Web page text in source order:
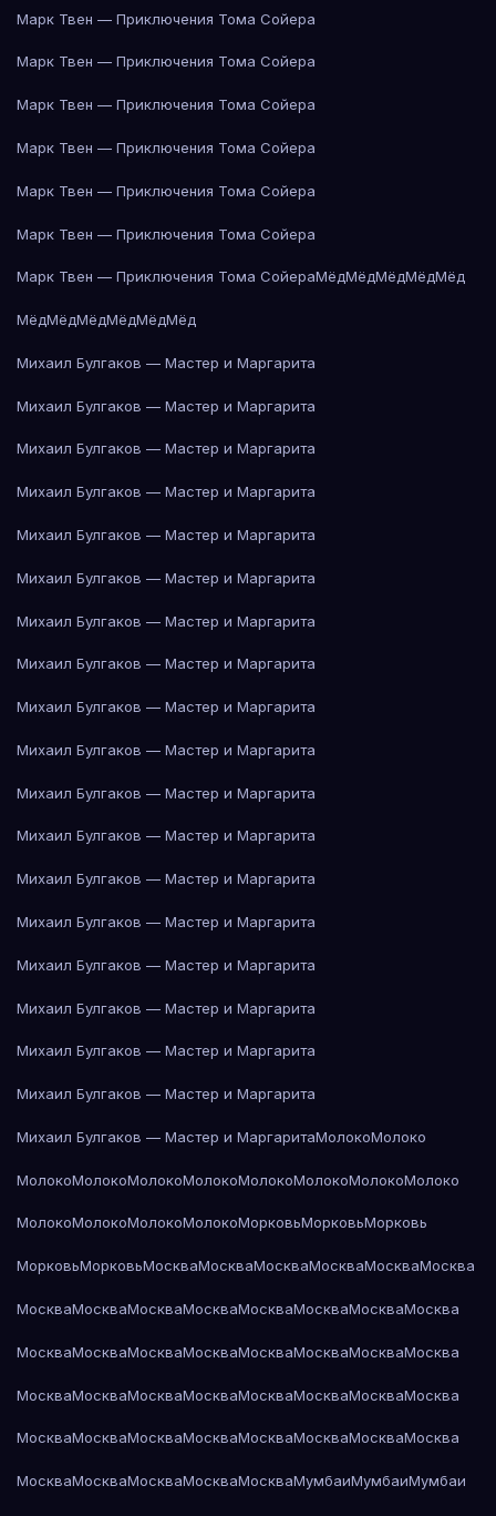
Марк Твен — Приключения Тома Сойера
Марк Твен — Приключения Тома Сойера
Марк Твен — Приключения Тома Сойера
Марк Твен — Приключения Тома Сойера
Марк Твен — Приключения Тома Сойера
Марк Твен — Приключения Тома Сойера
Марк Твен — Приключения Тома СойераМёдМёдМёдМёдМёд
МёдМёдМёдМёдМёдМёд
Михаил Булгаков — Мастер и Маргарита
Михаил Булгаков — Мастер и Маргарита
Михаил Булгаков — Мастер и Маргарита
Михаил Булгаков — Мастер и Маргарита
Михаил Булгаков — Мастер и Маргарита
Михаил Булгаков — Мастер и Маргарита
Михаил Булгаков — Мастер и Маргарита
Михаил Булгаков — Мастер и Маргарита
Михаил Булгаков — Мастер и Маргарита
Михаил Булгаков — Мастер и Маргарита
Михаил Булгаков — Мастер и Маргарита
Михаил Булгаков — Мастер и Маргарита
Михаил Булгаков — Мастер и Маргарита
Михаил Булгаков — Мастер и Маргарита
Михаил Булгаков — Мастер и Маргарита
Михаил Булгаков — Мастер и Маргарита
Михаил Булгаков — Мастер и Маргарита
Михаил Булгаков — Мастер и Маргарита
Михаил Булгаков — Мастер и МаргаритаМолокоМолоко
МолокоМолокоМолокоМолокоМолокоМолокоМолокоМолоко
МолокоМолокоМолокоМолокоМорковьМорковьМорковь
МорковьМорковьМоскваМоскваМоскваМоскваМоскваМосква
МоскваМоскваМоскваМоскваМоскваМоскваМоскваМосква
МоскваМоскваМоскваМоскваМоскваМоскваМоскваМосква
МоскваМоскваМоскваМоскваМоскваМоскваМоскваМосква
МоскваМоскваМоскваМоскваМоскваМоскваМоскваМосква
МоскваМоскваМоскваМоскваМоскваМумбаиМумбаиМумбаи